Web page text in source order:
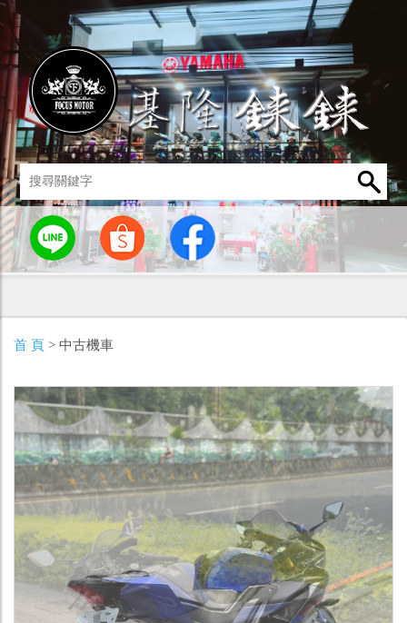
燈罩 / 燈泡 其他零組件 男性衣著 車身標誌 / 貼紙
首 頁 > 中古機車